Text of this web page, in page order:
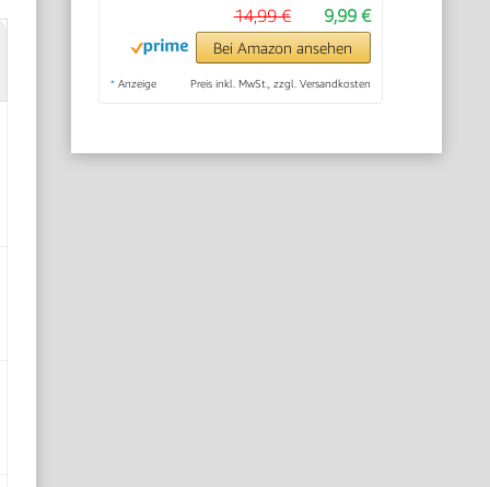
9,99 €
14,99 €
Bei Amazon ansehen
* Anzeige Preis inkl. MwSt., zzgl. Versandkosten